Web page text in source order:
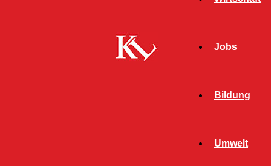
Jobs
Bildung
Umwelt